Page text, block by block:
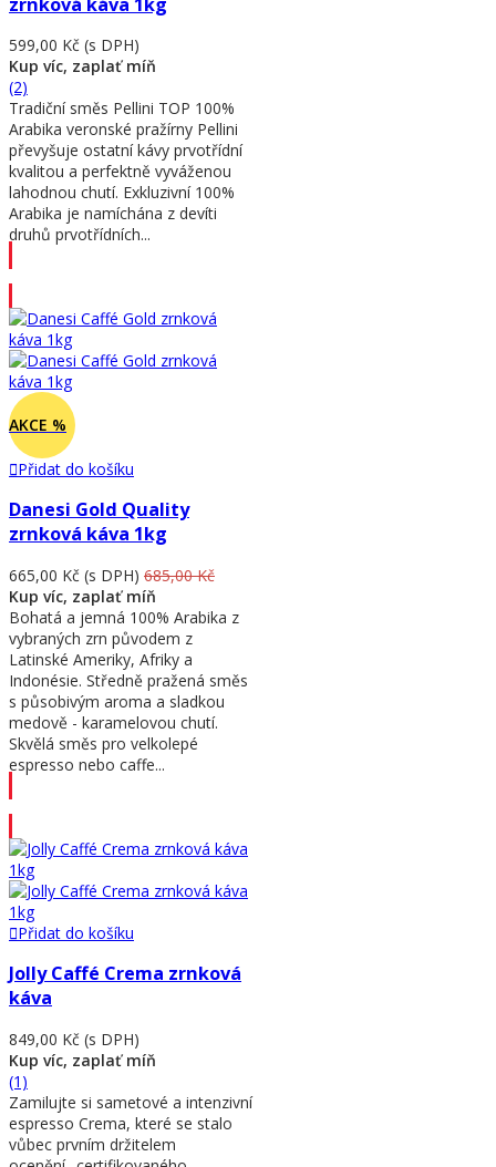
599,00 Kč (s DPH)
Kup víc, zaplať míň
(2)
Tradiční směs Pellini TOP 100%
Arabika veronské pražírny Pellini
převyšuje ostatní kávy prvotřídní
kvalitou a perfektně vyváženou
lahodnou chutí. Exkluzivní 100%
Arabika je namíchána z devíti
druhů prvotřídních...
AKCE %
Přidat do košíku
Danesi Gold Quality
zrnková káva 1kg
665,00 Kč (s DPH) 685,00 Kč
Kup víc, zaplať míň
Bohatá a jemná 100% Arabika z
vybraných zrn původem z
Latinské Ameriky, Afriky a
Indonésie. Středně pražená směs
s působivým aroma a sladkou
medově - karamelovou chutí.
Skvělá směs pro velkolepé
espresso nebo caffe...
Přidat do košíku
Jolly Caffé Crema zrnková
káva
849,00 Kč (s DPH)
Kup víc, zaplať míň
(1)
Zamilujte si sametové a intenzivní
espresso Crema, které se stalo
vůbec prvním držitelem